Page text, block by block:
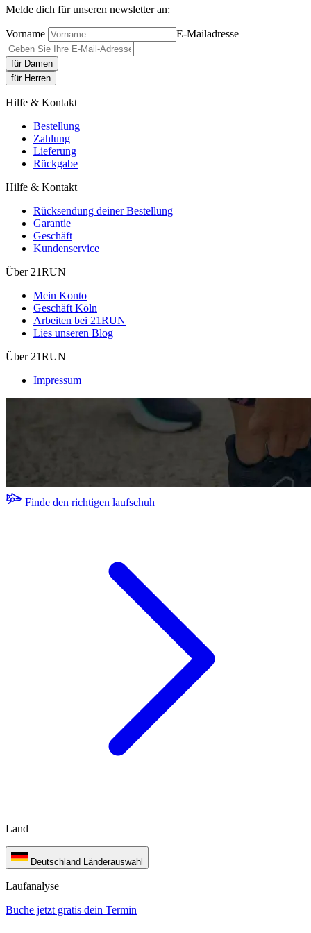
Melde dich für unseren newsletter an:
Vorname E-Mailadresse
für Damen
für Herren
Hilfe & Kontakt
Bestellung
Zahlung
Lieferung
Rückgabe
Hilfe & Kontakt
Rücksendung deiner Bestellung
Garantie
Geschäft
Kundenservice
Über 21RUN
Mein Konto
Geschäft Köln
Arbeiten bei 21RUN
Lies unseren Blog
Über 21RUN
Impressum
Finde den richtigen laufschuh
Land
Deutschland Länderauswahl
Laufanalyse
Buche jetzt gratis dein Termin